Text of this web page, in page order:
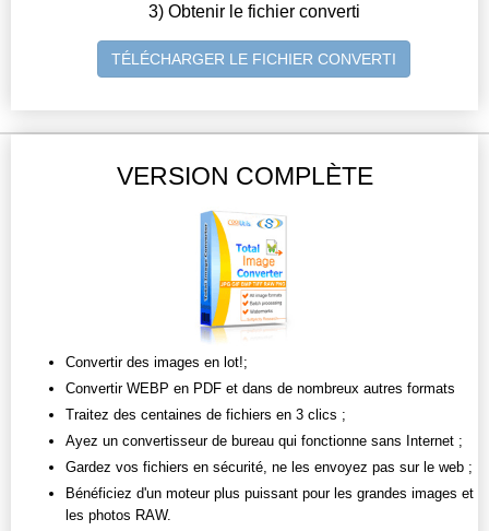
3) Obtenir le fichier converti
TÉLÉCHARGER LE FICHIER CONVERTI
VERSION COMPLÈTE
Convertir des images en lot!;
Convertir WEBP en PDF et dans de nombreux autres formats
Traitez des centaines de fichiers en 3 clics ;
Ayez un convertisseur de bureau qui fonctionne sans Internet ;
Gardez vos fichiers en sécurité, ne les envoyez pas sur le web ;
Bénéficiez d'un moteur plus puissant pour les grandes images et
les photos RAW.